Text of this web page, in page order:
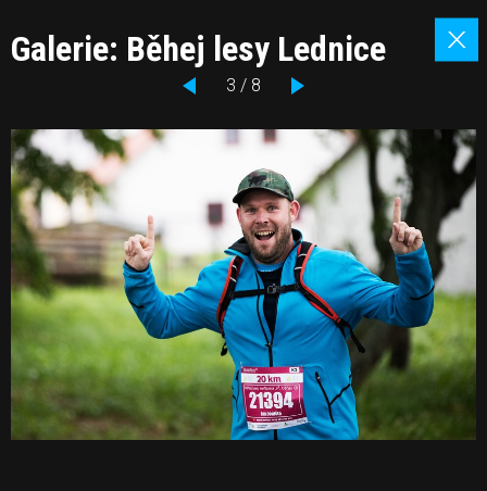
Galerie: Běhej lesy Lednice
3 / 8